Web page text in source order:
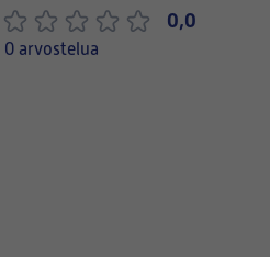
0,0
0 arvostelua